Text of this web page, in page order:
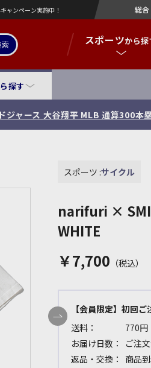
ャンペーン実施中！ 総合
スポーツから探
探す
ジャース 大谷翔平 MLB 通算300本
スポーツ :サイクル
narifuri ×
WHITE
￥7,700 （税込）
【会員限定】初回
送料：
770円
お届け日数：
ご注
返品・交換：
商品